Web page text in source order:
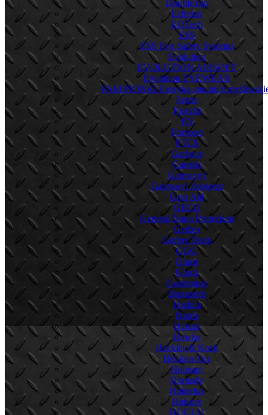
DoubleTap
Echelon
EOTech
ESS
ESS Eye Safety Systems
Evolution
EVOLUTION AIRSOFT
Evolution EYEWEAR
FAM PIONKI Fabryka amunicji
Fenix
Fiocchi
FN
Forsport
FTCS
Garbacz
Garmin
Gateway1
Gateway1 footgear
Gear Aid
GECO
General Nano Protection
Gerber
Gerber Tools
GGG
Ghost
Glock
Gunbroker
Hammerli
Harkila
Harris
Hatsan
Hawke
Heckler & Koch
Helikon-Tex
Holosun
Hornady
Hubertus
Hubster
HUGLU